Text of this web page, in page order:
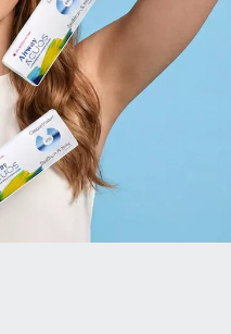
заменяют
с
СО